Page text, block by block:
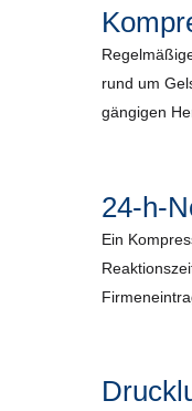
rund um
gängigen
24-h-
Ein